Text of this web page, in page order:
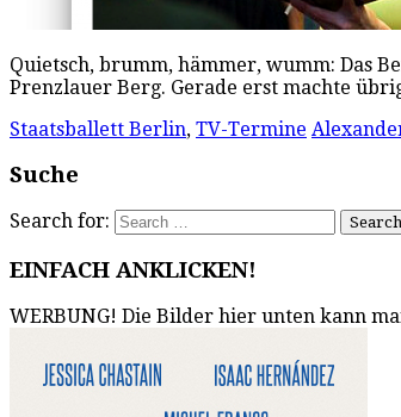
Quietsch, brumm, hämmer, wumm: Das
Prenzlauer Berg. Gerade erst machte
Staatsballett Berlin, TV-Termine
Suche
Search for:
EINFACH ANKLICKEN!
WERBUNG! Die Bilder hier unten kann